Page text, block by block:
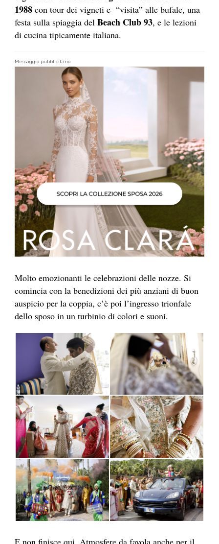
1988 con tour dei vigneti e “visita” alle bufale, una
festa sulla spiaggia del Beach Club 93, e le lezioni
di cucina tipicamente italiana.
Messaggio pubblicitario
Molto emozionanti le celebrazioni delle nozze. Si
comincia con la benedizioni dei più anziani di buon
auspicio per la coppia, c’è poi l’ingresso trionfale
dello sposo in un turbinio di colori e suoni.
E non finisce qui. Atmosfere da favola anche per il